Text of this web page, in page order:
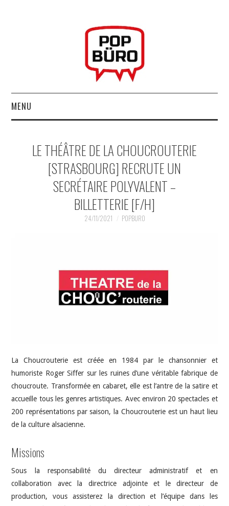
MENU
MUSIQUESACTUELLES.NET
GABBA GABBA HEY !
LE THÉÂTRE DE LA CHOUCROUTERIE
[STRASBOURG] RECRUTE UN
SECRÉTAIRE POLYVALENT –
BILLETTERIE [F/H]
24/11/2021 POPBURO
La Choucrouterie est créée en 1984 par le chansonnier et
humoriste Roger Siffer sur les ruines d’une véritable fabrique de
choucroute. Transformée en cabaret, elle est l’antre de la satire et
accueille tous les genres artistiques. Avec environ 20 spectacles et
200 représentations par saison, la Choucrouterie est un haut lieu
de la culture alsacienne.
Missions
Sous la responsabilité du directeur administratif et en
collaboration avec la directrice adjointe et le directeur de
production, vous assisterez la direction et l’équipe dans les